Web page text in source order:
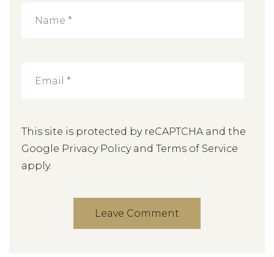
This site is protected by reCAPTCHA and the
Google Privacy Policyand Terms of Service
apply.